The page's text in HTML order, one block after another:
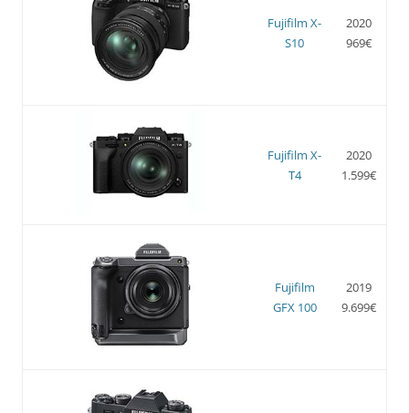
Fujifilm X-
S10
2020
969€
Fujifilm X-
T4
2020
1.599€
Fujifilm
GFX 100
2019
9.699€